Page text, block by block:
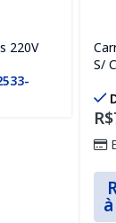
220V
S/
R$